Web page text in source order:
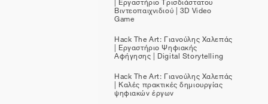
Βιντεοπαιχνιδιού | 3D Video
Game
Hack The Art: Γιανούλης Χαλεπάς
| Εργαστήριο Ψηφιακής
Αφήγησης | Digital Storytelling
Hack The Art: Γιανούλης Χαλεπάς
| Καλές πρακτικές δημιουργίας
ψηφιακών έργων